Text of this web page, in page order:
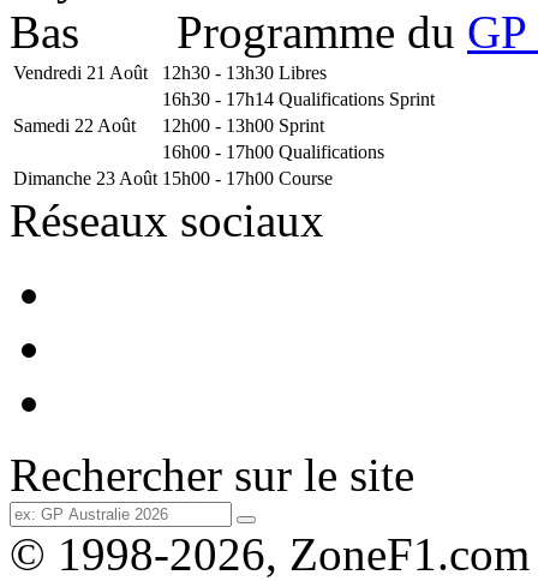
Programme du
Vendredi 21 Août 12h30 - 13h30 Libres
16h30 - 17h14 Qualifications Sprint
Samedi 22 Août
12h00 - 13h00 Sprint
16h00 - 17h00 Qualifications
Dimanche 23 Août 15h00 - 17h00 Course
Réseaux sociaux
Rechercher sur le site
© 1998-2026, ZoneF1.com